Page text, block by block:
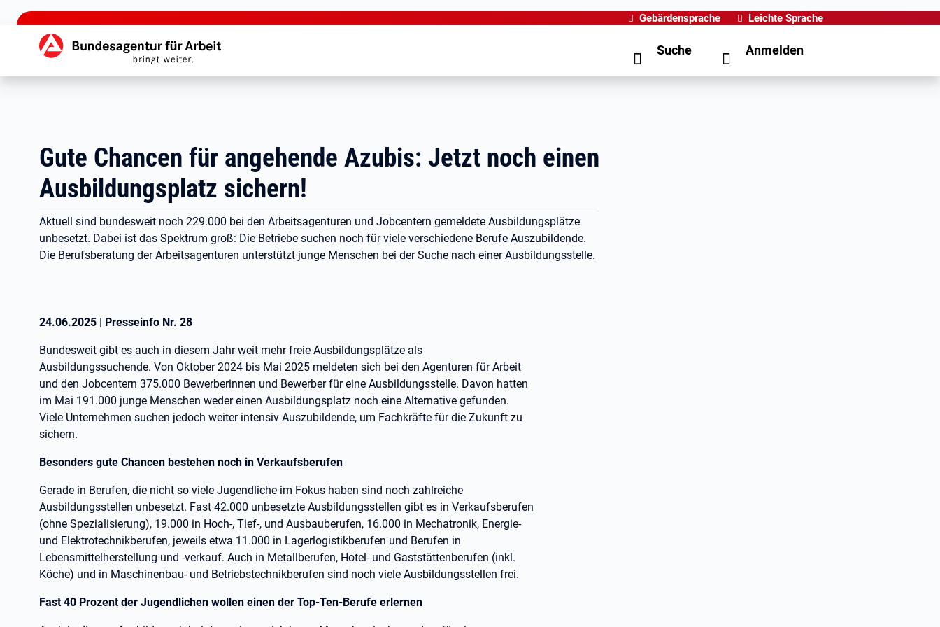
zu den Hauptinhalten springen
Gebärdensprache Leichte Sprache
Hauptnavigation Suche Anmelden
Gute Chancen für angehende Azubis: Jetzt noch einen
Ausbildungsplatz sichern!
Aktuell sind bundesweit noch 229.000 bei den Arbeitsagenturen und Jobcentern gemeldete Ausbildungsplätze
unbesetzt. Dabei ist das Spektrum groß: Die Betriebe suchen noch für viele verschiedene Berufe Auszubildende.
Die Berufsberatung der Arbeitsagenturen unterstützt junge Menschen bei der Suche nach einer Ausbildungsstelle.
24.06.2025 | Presseinfo Nr. 28
Bundesweit gibt es auch in diesem Jahr weit mehr freie Ausbildungsplätze als
Ausbildungssuchende. Von Oktober 2024 bis Mai 2025 meldeten sich bei den Agenturen für Arbeit
und den Jobcentern 375.000 Bewerberinnen und Bewerber für eine Ausbildungsstelle. Davon hatten
im Mai 191.000 junge Menschen weder einen Ausbildungsplatz noch eine Alternative gefunden.
Viele Unternehmen suchen jedoch weiter intensiv Auszubildende, um Fachkräfte für die Zukunft zu
sichern.
Besonders gute Chancen bestehen noch in Verkaufsberufen
Gerade in Berufen, die nicht so viele Jugendliche im Fokus haben sind noch zahlreiche
Ausbildungsstellen unbesetzt. Fast 42.000 unbesetzte Ausbildungsstellen gibt es in Verkaufsberufen
(ohne Spezialisierung), 19.000 in Hoch-, Tief-, und Ausbauberufen, 16.000 in Mechatronik, Energie-
und Elektrotechnikberufen, jeweils etwa 11.000 in Lagerlogistikberufen und Berufen in
Lebensmittelherstellung und -verkauf. Auch in Metallberufen, Hotel- und Gaststättenberufen (inkl.
Köche) und in Maschinenbau- und Betriebstechnikberufen sind noch viele Ausbildungsstellen frei.
Fast 40 Prozent der Jugendlichen wollen einen der Top-Ten-Berufe erlernen